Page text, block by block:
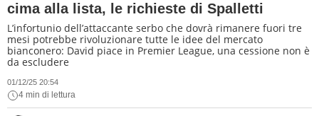
cima alla lista, le richieste di Spalletti
L’infortunio dell’attaccante serbo che dovrà rimanere fuori tre
mesi potrebbe rivoluzionare tutte le idee del mercato
bianconero: David piace in Premier League, una cessione non è
da escludere
01/12/25 20:54
4 min di lettura